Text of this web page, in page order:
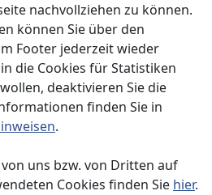
nachvollziehen zu können.
können Sie über den
Footer jederzeit wieder
die Cookies für Statistiken
deaktivieren Sie die
finden Sie in
.
uns bzw. von Dritten auf
Cookies finden Sie hier.